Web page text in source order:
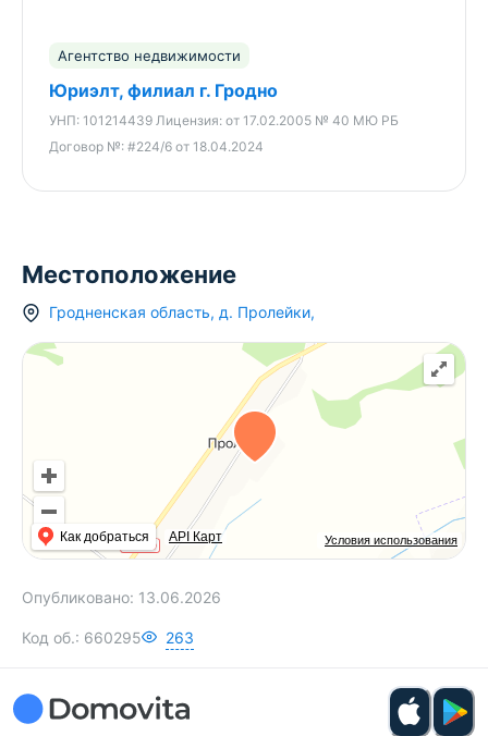
Агентство недвижимости
Юриэлт, филиал г. Гродно
УНП: 101214439 Лицензия: от 17.02.2005 № 40 МЮ РБ
Договор №: #224/6 от 18.04.2024
Местоположение
Гродненская область, д. Пролейки,
Условия использования
Как добраться API Карт
Опубликовано: 13.06.2026
Код об.: 660295 263